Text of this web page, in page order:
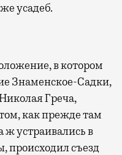
усадеб.
в котором
Знаменское-Садки,
Греча,
как прежде там
ж устраивались в
происходил съезд